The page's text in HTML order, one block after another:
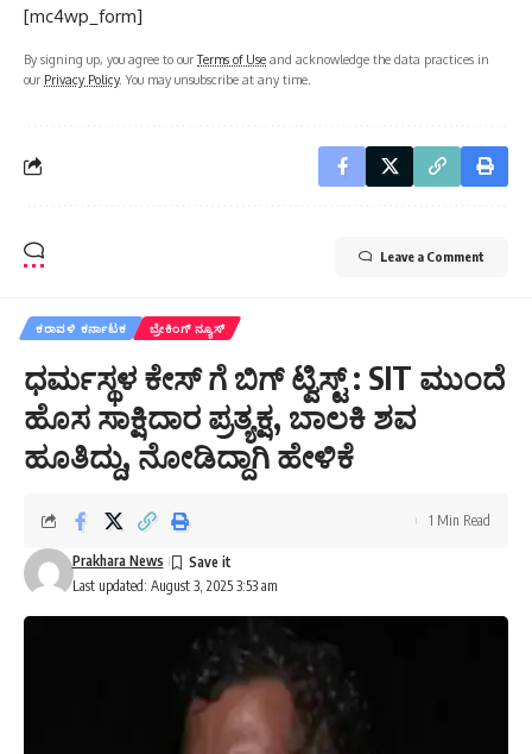
[mc4wp_form]
By signing up, you agree to ourTerms of Use and acknowledge the data practices in
our Privacy Policy. You may unsubscribe at any time.
Leave a Comment
ಕರಾವಳಿ ಕರ್ನಾಟಕ ಬ್ರೇಕಿಂಗ್ ನ್ಯೂಸ್
ಧರ್ಮಸ್ಥಳ ಕೇಸ್ ಗೆ ಬಿಗ್ ಟ್ವಿಸ್ಟ್ : SIT ಮುಂದೆ
ಹೊಸ ಸಾಕ್ಷಿದಾರ ಪ್ರತ್ಯಕ್ಷ, ಬಾಲಕಿ ಶವ
ಹೂತಿದ್ದು, ನೋಡಿದ್ದಾಗಿ ಹೇಳಿಕೆ
Last updated: August 3, 2025 3:53 am
Prakhara News
1 Min Read